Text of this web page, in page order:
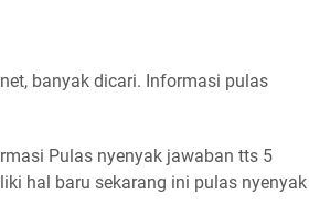
banyak dicari. Informasi pulas
Pulas nyenyak jawaban tts 5
hal baru sekarang ini pulas nyenyak